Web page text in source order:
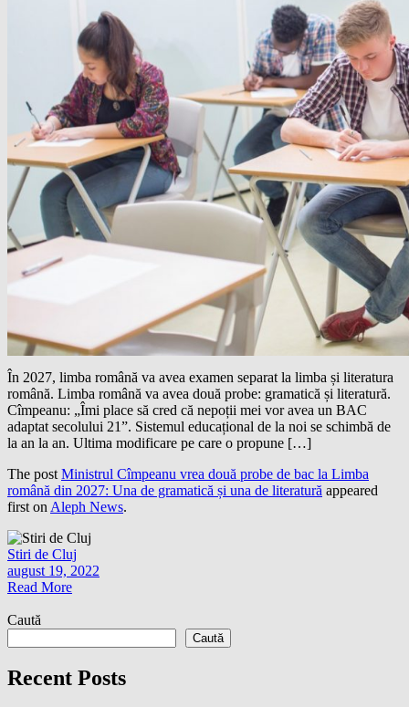
În 2027, limba română va avea examen separat la limba și literatura
română. Limba română va avea două probe: gramatică și literatură.
Cîmpeanu: „Îmi place să cred că nepoții mei vor avea un BAC
adaptat secolului 21”. Sistemul educațional de la noi se schimbă de
la an la an. Ultima modificare pe care o propune […]
The post Ministrul Cîmpeanu vrea două probe de bac la Limba
română din 2027: Una de gramatică și una de literatură appeared
first on Aleph News.
Stiri de Cluj
august 19, 2022
Read More
Caută
Caută
Recent Posts